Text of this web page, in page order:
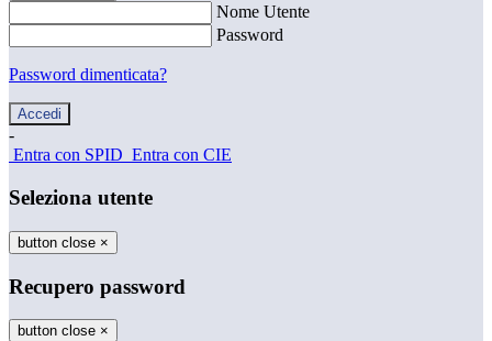
Nome Utente
Password
Password dimenticata?
-
Entra con SPID Entra con CIE
Seleziona utente
button close ×
Recupero password
button close ×